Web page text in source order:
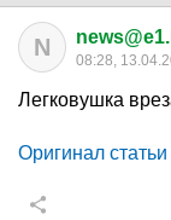
N 08:28,
Легковушка
Оригинал статьи